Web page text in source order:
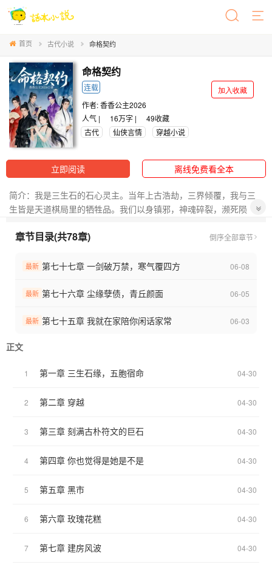
首页 古代小说 命格契约
命格契约
连载
加入收藏
作者:香香公主2026
人气 |
16万字 | 49收藏
古代
仙侠言情 穿越小说
立即阅读 离线免费看全本
简介：我是三生石的石心灵主。当年上古浩劫，三界倾覆，我与三
生皆是天道棋局里的牺牲品。我们以身镇邪，神魂碎裂，濒死陨
“慕容卿尘”，命格尊贵，是天命眷顾的上古尊神，可撼天道、可逆乾
天而行，亲手将自己举世无双的命格一分为五（慕容锦天，慕容锦
命格镇守邪祟，护三界安宁，可无人知晓，他从始至终护的从来不
是注定陨落、无人能救的局中人。他明明清楚，逆天改命、强行牵
缘。而彼时的我，默默无闻，于三界而言微不足道，可于他而言，
章节目录(共78章) 倒序全部章节
最新 第七十七章 一剑破万禁，寒气覆四方 06-08
最新 第七十六章 尘缘孽债，青丘颜面 06-05
最新 第七十五章 我就在家陪你闲话家常 06-03
正文
1 第一章 三生石缘，五胞宿命 04-30
2 第二章 穿越 04-30
3 第三章 刻满古朴符文的巨石 04-30
4 第四章 你也觉得是她是不是 04-30
5 第五章 黑市 04-30
6 第六章 玫瑰花糕 04-30
7 第七章 建房风波 04-30